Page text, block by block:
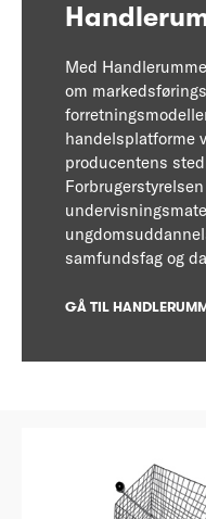
Med
om
handelsplatforme
producentens
samfundsfag og
GÅ TIL